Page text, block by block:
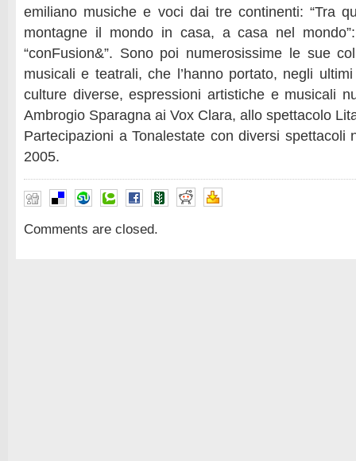
emiliano musiche e voci dai tre continenti: “Tra
montagne il mondo in casa, a casa nel
“conFusion&”. Sono poi numerosissime le sue
musicali e teatrali, che l’hanno portato, negli
culture diverse, espressioni artistiche e musicali
Ambrogio Sparagna ai Vox Clara, allo spettacolo
Partecipazioni a Tonalestate con diversi spettacoli
2005.
Comments are closed.